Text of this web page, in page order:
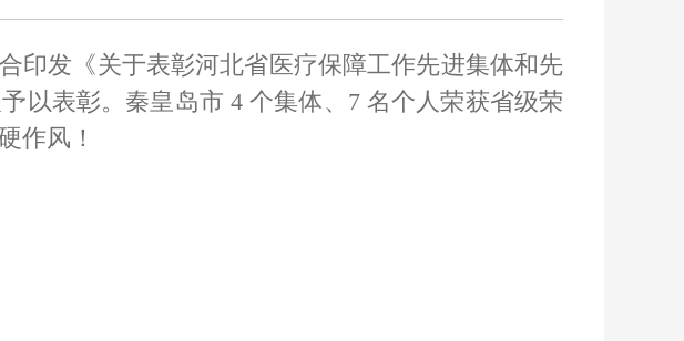
印发《关于表彰河北省医疗保障工作先进集体和先
以表彰。秦皇岛市 4 个集体、7 名个人荣获省级荣
作风！